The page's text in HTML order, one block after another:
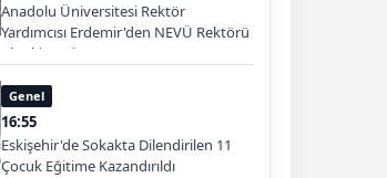
Anadolu Üniversitesi Rektör
Yardımcısı Erdemir'den NEVÜ Rektörü
Aktekin'e Ziyaret
Genel
16:55
Eskişehir'de Sokakta Dilendirilen 11
Çocuk Eğitime Kazandırıldı